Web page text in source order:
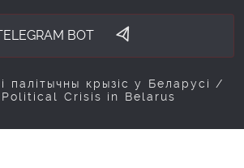
BOT
палітычны крызіс у Беларусі /
Crisis in Belarus